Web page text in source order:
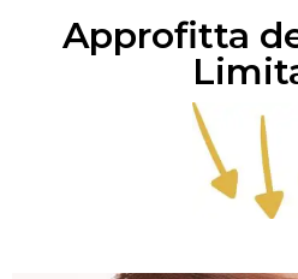
Approfitta